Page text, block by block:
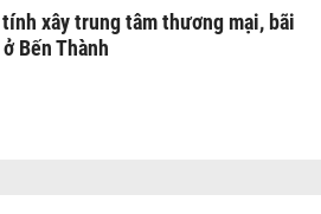
tính xây trung tâm thương mại, bãi
Bến Thành